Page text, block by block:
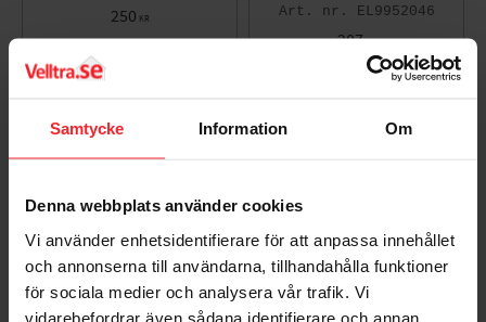
Samtycke Information Om
Denna webbplats använder cookies
Vi använder enhetsidentifierare för att anpassa innehållet
och annonserna till användarna, tillhandahålla funktioner
för sociala medier och analysera vår trafik. Vi
vidarebefordrar även sådana identifierare och annan
250 KR EL9952046
207KR
Lägg